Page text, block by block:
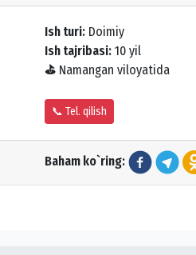
Ish turi: Doimiy
Ish tajribasi: 10 yil
⛳ Namangan viloyatida
📞 Tel. qilish
Baham ko`ring: